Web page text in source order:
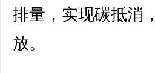
排量，实现碳抵消
放。